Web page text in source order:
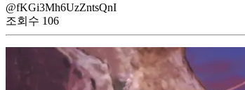
@fKGi3Mh6UzZntsQnI
조회수 106